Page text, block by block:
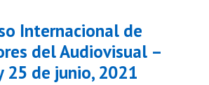
Internacional de
del Audiovisual –
25 de junio, 2021